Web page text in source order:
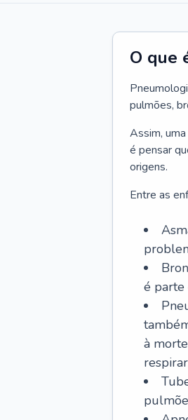
O que
pulmões,
Assim,
é pensar
origens.
Entre as
é parte
à